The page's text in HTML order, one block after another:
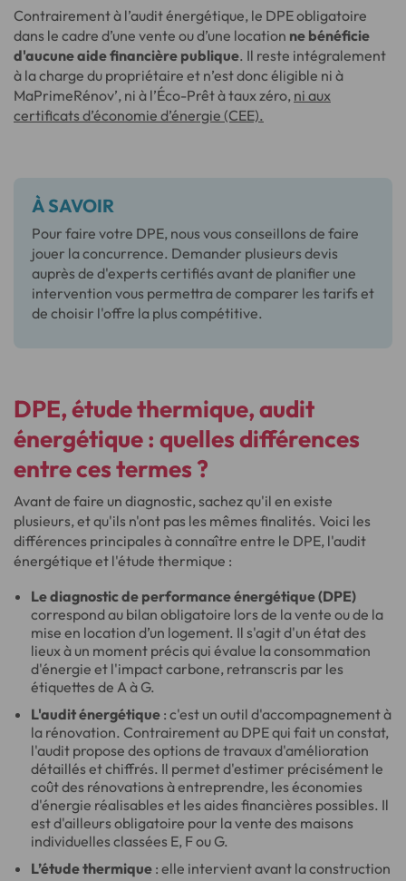
Contrairement à l’audit énergétique, le DPE obligatoire
dans le cadre d’une vente ou d’une location ne bénéficie
d'aucune aide financière publique. Il reste intégralement
à la charge du propriétaire et n’est donc éligible ni à
MaPrimeRénov’, ni à l’Éco-Prêt à taux zéro, ni aux
certificats d’économie d’énergie (CEE).
À SAVOIR
Pour faire votre DPE, nous vous conseillons de faire
jouer la concurrence. Demander plusieurs devis
auprès de d'experts certifiés avant de planifier une
intervention vous permettra de comparer les tarifs et
de choisir l'offre la plus compétitive.
DPE, étude thermique, audit
énergétique : quelles différences
entre ces termes ?
Avant de faire un diagnostic, sachez qu'il en existe
plusieurs, et qu'ils n'ont pas les mêmes finalités. Voici les
différences principales à connaître entre le DPE, l'audit
énergétique et l'étude thermique :
Le diagnostic de performance énergétique (DPE)
correspond au bilan obligatoire lors de la vente ou de la
mise en location d’un logement. Il s'agit d'un état des
lieux à un moment précis qui évalue la consommation
d'énergie et l'impact carbone, retranscris par les
étiquettes de A à G.
L'audit énergétique : c'est un outil d'accompagnement à
la rénovation. Contrairement au DPE qui fait un constat,
l'audit propose des options de travaux d'amélioration
détaillés et chiffrés. Il permet d'estimer précisément le
coût des rénovations à entreprendre, les économies
d'énergie réalisables et les aides financières possibles. Il
est d'ailleurs obligatoire pour la vente des maisons
individuelles classées E, F ou G.
L’étude thermique : elle intervient avant la construction